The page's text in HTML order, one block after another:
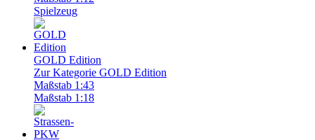
Spielzeug
GOLD Edition
Zur Kategorie GOLD Edition
Maßstab 1:43
Maßstab 1:18